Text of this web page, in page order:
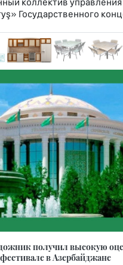
коллектив управления
Государственного
получил высокую
в Азербайджане